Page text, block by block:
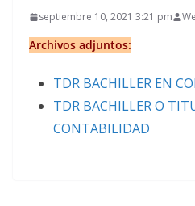
septiembre 10, 2021 3:21 pm
Archivos adjuntos:
TDR BACHILLER EN
TDR BACHILLER O
CONTABILIDAD